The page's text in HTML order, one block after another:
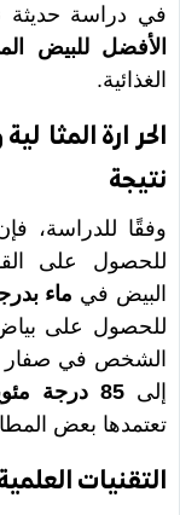
في دراسة
الأفضل للبيض
الغذائية.
الحرارة
نتيجة
وفقًا للدراسة،
للحصول على
البيض في ماء بدرجة
للحصول على
الشخص في صفار
إلى 85 درجة مئوية
تعتمدها بعض
التقنيات